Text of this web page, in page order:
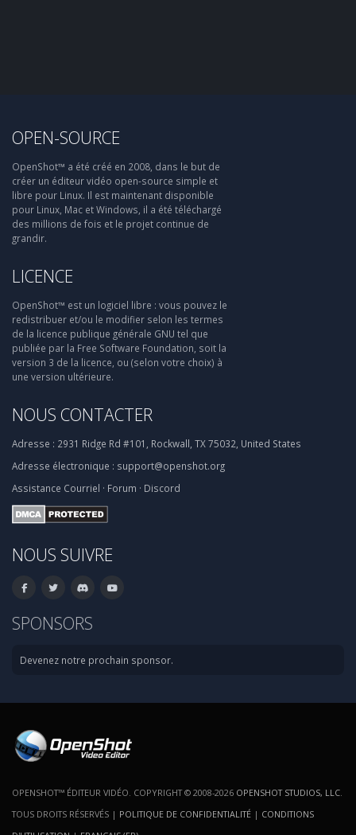
OPEN-SOURCE
OpenShot™ a été créé en 2008, dans le but de
créer un éditeur vidéo open-source simple et
libre pour Linux. Il est maintenant disponible
pour Linux, Mac et Windows, il a été téléchargé
des millions de fois et le projet continue de
grandir.
LICENCE
OpenShot™ est un logiciel libre : vous pouvez le
redistribuer et/ou le modifier selon les termes
de la licence publique générale GNU tel que
publiée par la Free Software Foundation, soit la
version 3 de la licence, ou (selon votre choix) à
une version ultérieure.
NOUS CONTACTER
Adresse : 2931 Ridge Rd #101, Rockwall, TX 75032, United States
Adresse électronique : support@openshot.org
Assistance Courriel · Forum · Discord
NOUS SUIVRE
SPONSORS
Devenez notre prochain sponsor.
OPENSHOT™ ÉDITEUR VIDÉO. COPYRIGHT © 2008-2026 OPENSHOT STUDIOS, LLC
TOUS DROITS RÉSERVÉS | POLITIQUE DE CONFIDENTIALITÉ | CONDITIONS